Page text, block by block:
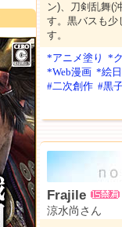
ン)、刀剣乱舞
す。黒バスも少
す。
*アニメ塗り *
*Web漫画 *絵
#二次創作 #黒
Frajile
涼水尚さん